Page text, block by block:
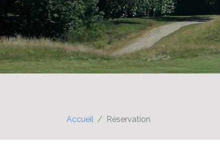
Accueil Réservation